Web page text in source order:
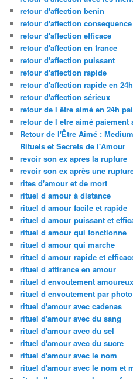
retour d'affection benin
retour d'affection consequence
retour d'affection efficace
retour d'affection en france
retour d'affection puissant
retour d'affection rapide
retour d'affection rapide en 24h
retour d'affection sérieux
retour de l être aimé en 24h
retour de l etre aimé paiement
Retour de l'Être Aimé :
Rituels et Secrets de l'Amour
revoir son ex apres la rupture
revoir son ex après une
rites d'amour et de mort
rituel d amour à distance
rituel d amour facile et rapide
rituel d amour puissant et
rituel d amour qui fonctionne
rituel d amour qui marche
rituel d amour rapide et
rituel d attirance en amour
rituel d envoutement amoureux
rituel d envoutement par photo
rituel d'amour avec cadenas
rituel d'amour avec du sang
rituel d'amour avec du sel
rituel d'amour avec du sucre
rituel d'amour avec le nom
rituel d'amour avec le nom et